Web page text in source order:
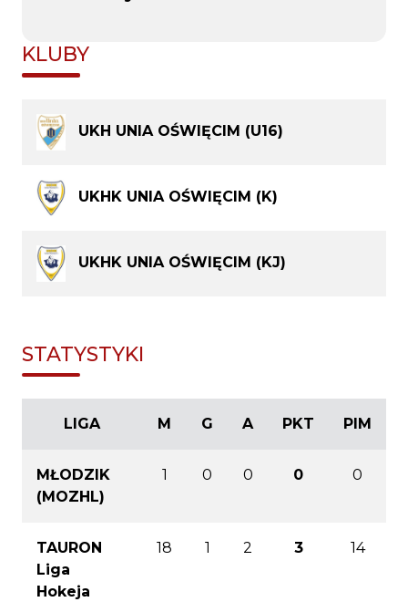
KLUBY
UKH UNIA OŚWIĘCIM (U16)
UKHK UNIA OŚWIĘCIM (K)
UKHK UNIA OŚWIĘCIM (KJ)
STATYSTYKI
LIGA M G A PKT PIM
MŁODZIK
(MOZHL)
1 0 0 0 0
TAURON
Liga
Hokeja
18 1 2 3 14